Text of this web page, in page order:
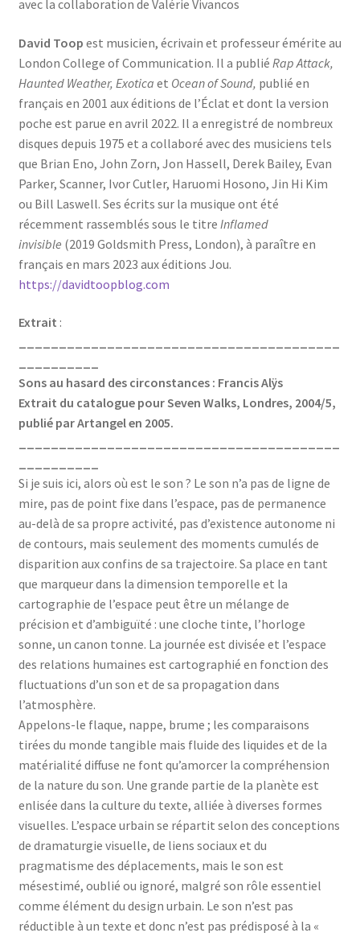
avec la collaboration de Valérie Vivancos
David Toop est musicien, écrivain et professeur émérite au
London College of Communication. Il a publié Rap Attack,
Haunted Weather, Exotica et Ocean of Sound, publié en
français en 2001 aux éditions de l’Éclat et dont la version
poche est parue en avril 2022. Il a enregistré de nombreux
disques depuis 1975 et a collaboré avec des musiciens tels
que Brian Eno, John Zorn, Jon Hassell, Derek Bailey, Evan
Parker, Scanner, Ivor Cutler, Haruomi Hosono, Jin Hi Kim
ou Bill Laswell. Ses écrits sur la musique ont été
récemment rassemblés sous le titre Inflamed
invisible (2019 Goldsmith Press, London), à paraître en
français en mars 2023 aux éditions Jou.
https://davidtoopblog.com
Extrait :
Sons au hasard des circonstances : Francis Alÿs
Extrait du catalogue pour Seven Walks, Londres, 2004/5,
publié par Artangel en 2005.
Si je suis ici, alors où est le son ? Le son n’a pas de ligne de
mire, pas de point fixe dans l’espace, pas de permanence
au-delà de sa propre activité, pas d’existence autonome ni
de contours, mais seulement des moments cumulés de
disparition aux confins de sa trajectoire. Sa place en tant
que marqueur dans la dimension temporelle et la
cartographie de l’espace peut être un mélange de
précision et d’ambiguïté : une cloche tinte, l’horloge
sonne, un canon tonne. La journée est divisée et l’espace
des relations humaines est cartographié en fonction des
fluctuations d’un son et de sa propagation dans
l’atmosphère.
Appelons-le flaque, nappe, brume ; les comparaisons
tirées du monde tangible mais fluide des liquides et de la
matérialité diffuse ne font qu’amorcer la compréhension
de la nature du son. Une grande partie de la planète est
enlisée dans la culture du texte, alliée à diverses formes
visuelles. L’espace urbain se répartit selon des conceptions
de dramaturgie visuelle, de liens sociaux et du
pragmatisme des déplacements, mais le son est
mésestimé, oublié ou ignoré, malgré son rôle essentiel
comme élément du design urbain. Le son n’est pas
réductible à un texte et donc n’est pas prédisposé à la «